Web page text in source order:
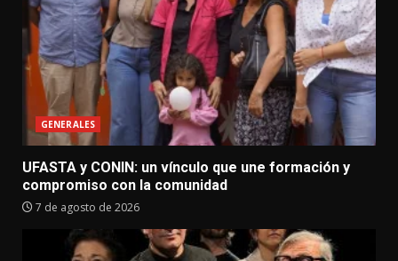
GENERALES
UFASTA y CONIN: un vínculo que une formación y
compromiso con la comunidad
7 de agosto de 2026